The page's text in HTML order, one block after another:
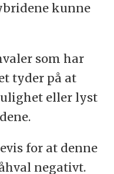
kunne
som har
tyder på at
eller lyst
for at denne
negativt.